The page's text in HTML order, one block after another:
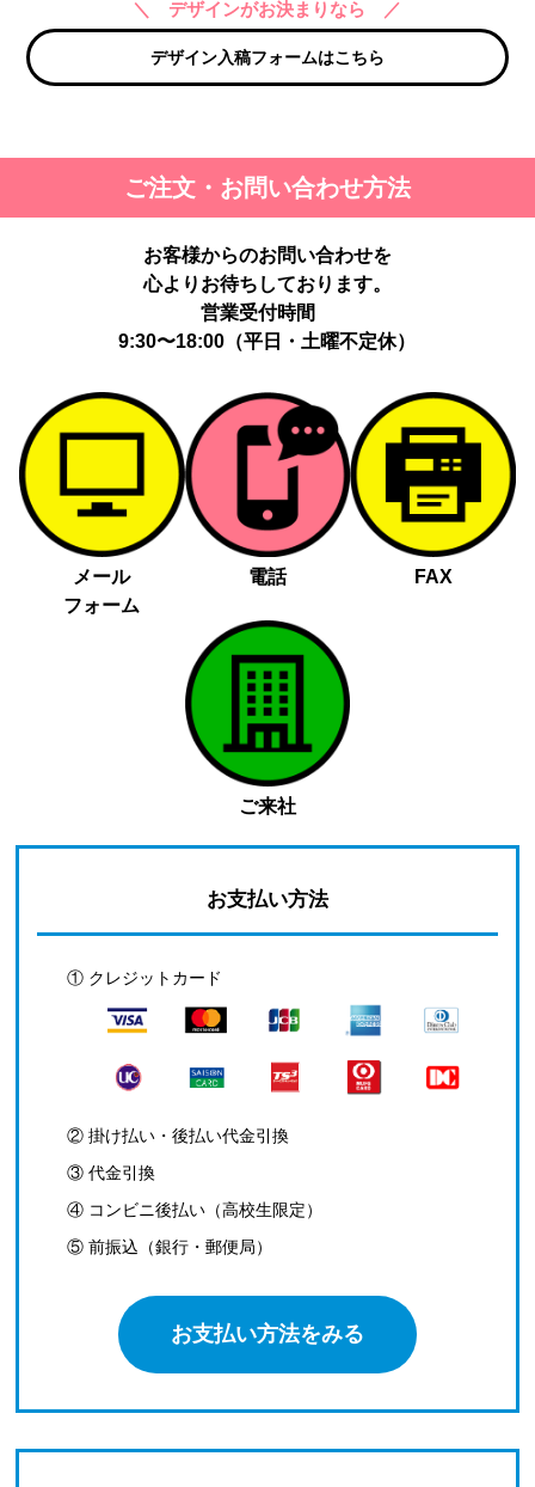
＼ デザインがお決まりなら ／
デザイン入稿フォームはこちら
ご注文・お問い合わせ方法
お客様からのお問い合わせを
心よりお待ちしております。
営業受付時間
9:30〜18:00（平日・土曜不定休）
メール
フォーム
電話 FAX
ご来社
お支払い方法
① クレジットカード
② 掛け払い・後払い代金引換
③ 代金引換
④ コンビニ後払い（高校生限定）
⑤ 前振込（銀行・郵便局）
お支払い方法をみる